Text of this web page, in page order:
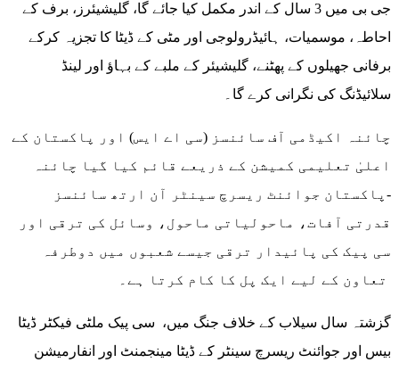
جی بی میں 3 سال کے اندر مکمل کیا جائے گا، گلیشیئرز، برف کے
احاطہ، موسمیات، ہائیڈرولوجی اور مٹی کے ڈیٹا کا تجزیہ کرکے
برفانی جھیلوں کے پھٹنے، گلیشیئر کے ملبے کے بہاؤ اور لینڈ
سلائیڈنگ کی نگرانی کرے گا۔
چائنہ اکیڈمی آف سائنسز (سی اے ایس) اور پاکستان کے
اعلیٰ تعلیمی کمیشن کے ذریعے قائم کیا گیا چائنہ
-پاکستان جوائنٹ ریسرچ سینٹر آن ارتھ سائنسز
قدرتی آفات، ماحولیاتی ماحول، وسائل کی ترقی اور
سی پیک کی پائیدار ترقی جیسے شعبوں میں دوطرفہ
گزشتہ سال سیلاب کے خلاف جنگ میں، سی پیک ملٹی فیکٹر ڈیٹا
بیس اور جوائنٹ ریسرچ سینٹر کے ڈیٹا مینجمنٹ اور انفارمیشن